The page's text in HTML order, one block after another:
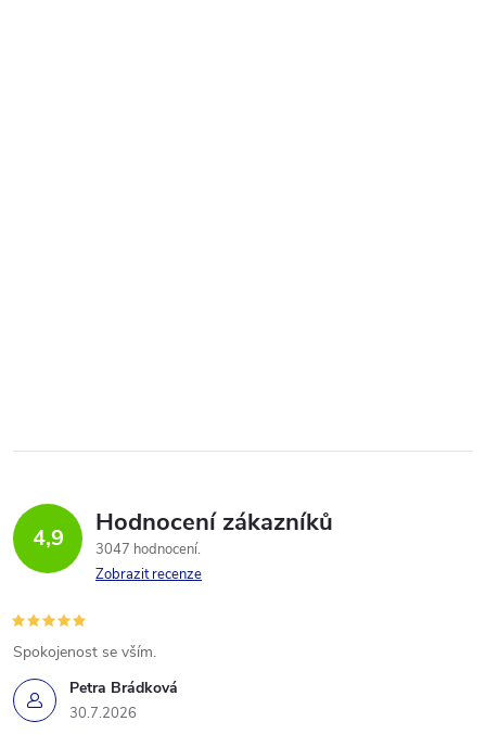
4,9 Hodnocení zákazníků
3047 hodnocení
Zobrazit recenze
Petra Brádková
30.7.2026
Spokojenost se vším.